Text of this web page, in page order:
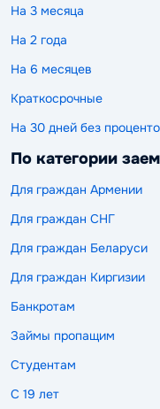
На 3 месяца
На 2 года
На 6 месяцев
Краткосрочные
На 30 дней без
По категории
Для граждан Армении
Для граждан СНГ
Для граждан Беларуси
Для граждан Киргизии
Банкротам
Займы пропащим
Студентам
С 19 лет